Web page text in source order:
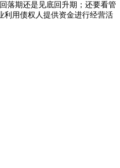
落期还是见底回升期；还要看管
利用债权人提供资金进行经营活